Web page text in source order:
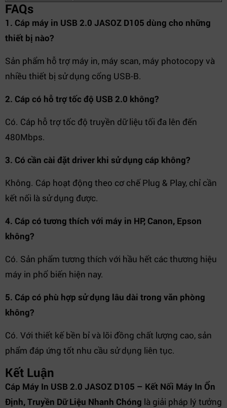
FAQs
1. Cáp máy in USB 2.0 JASOZ D105 dùng cho những
thiết bị nào?
Sản phẩm hỗ trợ máy in, máy scan, máy photocopy và
nhiều thiết bị sử dụng cổng USB-B.
2. Cáp có hỗ trợ tốc độ USB 2.0 không?
Có. Cáp hỗ trợ tốc độ truyền dữ liệu tối đa lên đến
480Mbps.
3. Có cần cài đặt driver khi sử dụng cáp không?
Không. Cáp hoạt động theo cơ chế Plug & Play, chỉ cần
kết nối là sử dụng được.
4. Cáp có tương thích với máy in HP, Canon, Epson
không?
Có. Sản phẩm tương thích với hầu hết các thương hiệu
máy in phổ biến hiện nay.
5. Cáp có phù hợp sử dụng lâu dài trong văn phòng
không?
Có. Với thiết kế bền bỉ và lõi đồng chất lượng cao, sản
phẩm đáp ứng tốt nhu cầu sử dụng liên tục.
Kết Luận
Cáp Máy In USB 2.0 JASOZ D105 – Kết Nối Máy In Ổn
Định, Truyền Dữ Liệu Nhanh Chóng là giải pháp lý tưởng